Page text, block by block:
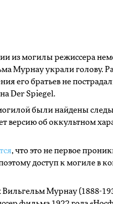
из могилы режиссера
Мурнау украли голову.
его братьев не
Der Spiegel.
были найдены следы
версию об оккультном
, что это не первое
доступ к могиле в
Мурнау (1888-